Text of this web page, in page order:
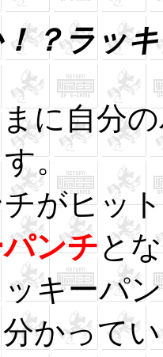
？ラッ
に自分
。
がヒッ
ンチと
キーパ
かって